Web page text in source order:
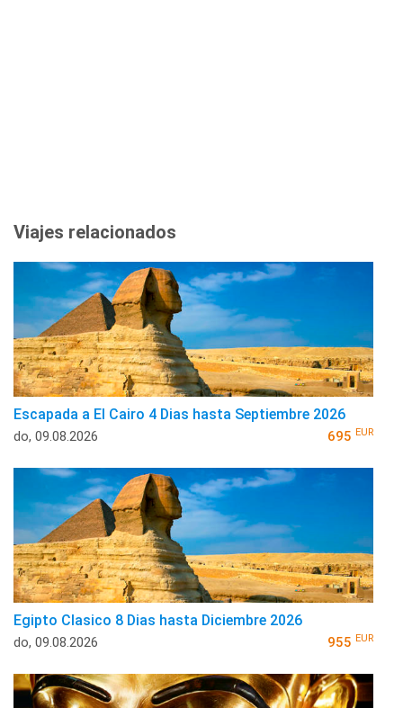
Viajes relacionados
Escapada a El Cairo 4 Dias hasta Septiembre 2026
do, 09.08.2026 695 EUR
Egipto Clasico 8 Dias hasta Diciembre 2026
do, 09.08.2026 955 EUR